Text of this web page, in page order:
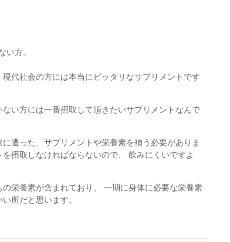
い方。
代社会の方には本当にピッタリなサプリメントです
い方には一番摂取して頂きたいサプリメントなんで
遭った、サプリメントや栄養素を補う必要がありま
摂取しなければならないので、 飲みにくいですよ
栄養素が含まれており、 一期に身体に必要な栄養素
所だと思います。